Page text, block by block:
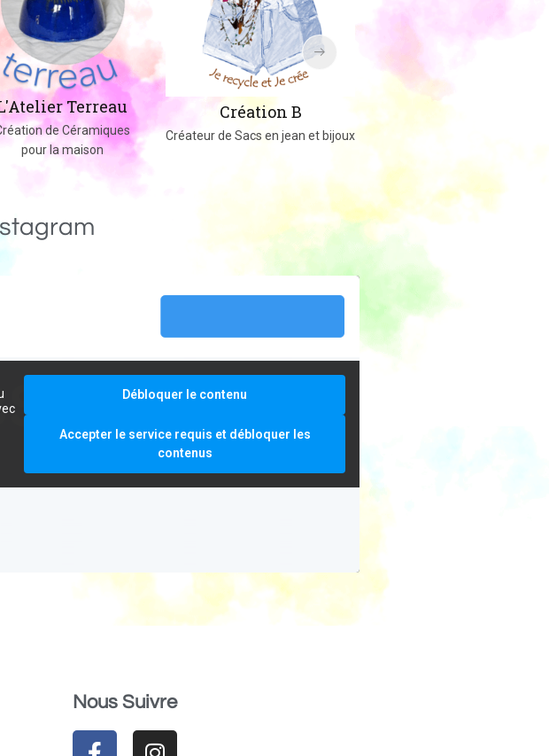
Terreau
de Céramiques
pour la maison
Création B
Créateur de Sacs en jean et bijoux
Créations au crochet ou tricot
Débloquer le contenu
Accepter le service requis et débloquer les
contenus
Nous Suivre